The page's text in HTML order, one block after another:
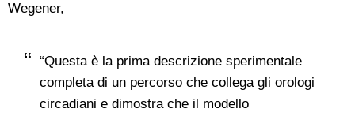
Wegener,
“Questa è la prima descrizione sperimentale
completa di un percorso che collega gli orologi
circadiani e dimostra che il modello